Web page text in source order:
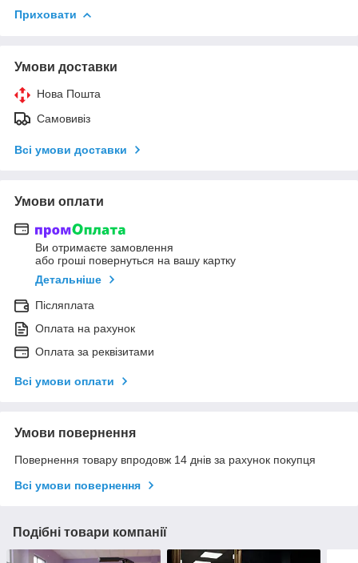
Приховати
Умови доставки
Нова Пошта
Самовивіз
Всі умови доставки
Умови оплати
Ви отримаєте замовлення
або гроші повернуться на вашу картку
Детальніше
Післяплата
Оплата на рахунок
Оплата за реквізитами
Всі умови оплати
Умови повернення
Повернення товару впродовж 14 днів за рахунок покупця
Всі умови повернення
Подібні товари компанії